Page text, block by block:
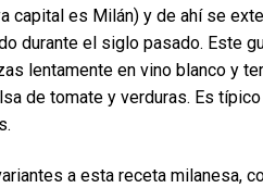
capital es Milán) y de ahí se
durante el siglo pasado. Este
lentamente en vino blanco y
de tomate y verduras. Es
a esta receta milanesa,